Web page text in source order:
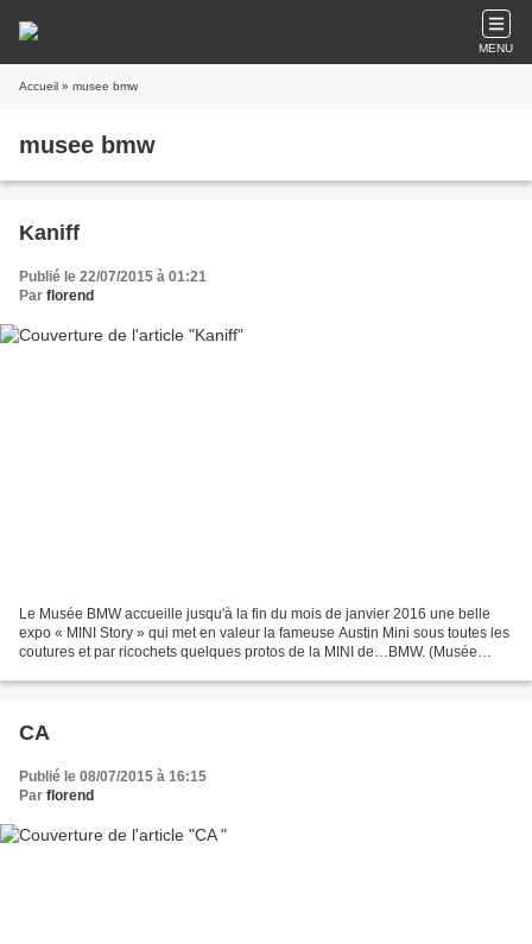
MENU
Accueil » musee bmw
musee bmw
Kaniff
Publié le 22/07/2015 à 01:21
Par florend
Le Musée BMW accueille jusqu'à la fin du mois de janvier 2016 une belle
expo « MINI Story » qui met en valeur la fameuse Austin Mini sous toutes les
coutures et par ricochets quelques protos de la MINI de…BMW. (Musée
CA
Publié le 08/07/2015 à 16:15
Par florend